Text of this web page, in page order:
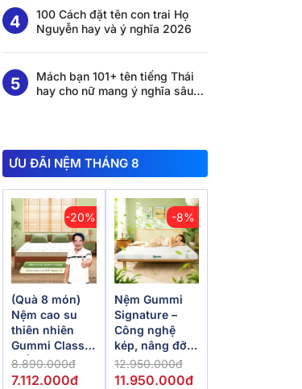
100 Cách đặt tên con trai Họ
Nguyễn hay và ý nghĩa 2026
Mách bạn 101+ tên tiếng Thái
hay cho nữ mang ý nghĩa sâu
ƯU ĐÃI NỆM THÁNG 8
-20%
(Quà 8 món)
Nệm cao su
thiên nhiên
Gummi Classic
thế hệ mới dày
5/10/15cm
8.890.000đ
7.112.000đ
-8%
Nệm Gummi
Signature –
Công nghệ
kép, nâng đỡ
vượt trội,
kháng khuẩn
12.950.000đ
11.950.000đ